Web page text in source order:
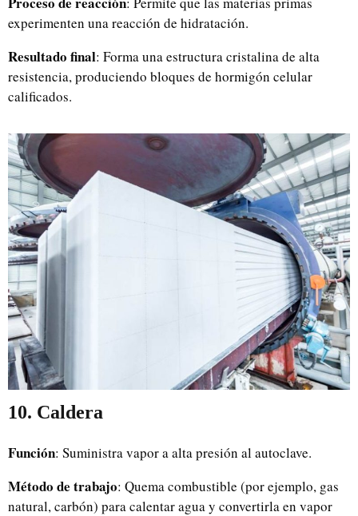
experimenten una reacción de hidratación.
Resultado final: Forma una estructura cristalina de alta
resistencia, produciendo bloques de hormigón celular
calificados.
10. Caldera
Función: Suministra vapor a alta presión al autoclave.
Método de trabajo: Quema combustible (por ejemplo, gas
natural, carbón) para calentar agua y convertirla en vapor